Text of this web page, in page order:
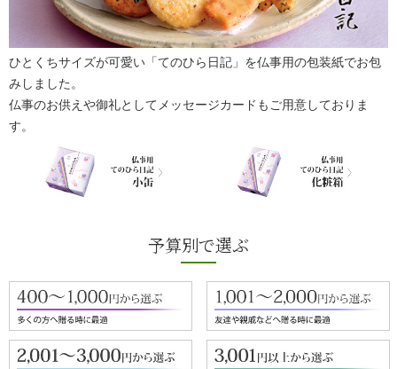
ひとくちサイズが可愛い「てのひら日記」を仏事用の包装紙でお包
みしました。
仏事のお供えや御礼としてメッセージカードもご用意しておりま
す。
予算別で選ぶ